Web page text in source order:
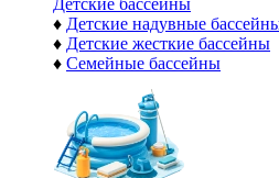
Детские бассейны
♦ Детские надувные
♦ Детские жесткие бассейны
♦ Семейные бассейны